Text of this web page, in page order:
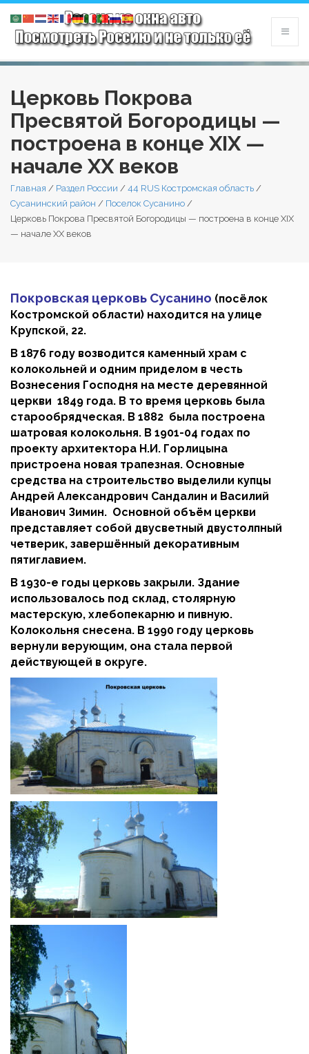
Церковь Покрова
Пресвятой Богородицы —
построена в конце XIX —
начале XX веков
Главная / Раздел России / 44 RUS Костромская область /
Сусанинский район / Поселок Сусанино /
Церковь Покрова Пресвятой Богородицы — построена в конце XIX
— начале XX веков
Покровская церковь Сусанино (посёлок
Костромской области) находится на улице
Крупской, 22.
В 1876 году возводится каменный храм с
колокольней и одним приделом в честь
Вознесения Господня на месте деревянной
церкви 1849 года. В то время церковь была
старообрядческая. В 1882 была построена
шатровая колокольня. В 1901-04 годах по
проекту архитектора Н.И. Горлицына
пристроена новая трапезная. Основные
средства на строительство выделили купцы
Андрей Александрович Сандалин и Василий
Иванович Зимин. Основной объём церкви
представляет собой двусветный двустолпный
четверик, завершённый декоративным
пятиглавием.
В 1930-е годы церковь закрыли. Здание
использовалось под склад, столярную
мастерскую, хлебопекарню и пивную.
Колокольня снесена. В 1990 году церковь
вернули верующим, она стала первой
действующей в округе.